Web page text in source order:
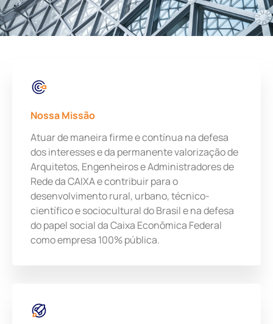
Nossa Missão
Atuar de maneira firme e contínua na defesa
dos interesses e da permanente valorização de
Arquitetos, Engenheiros e Administradores de
Rede da CAIXA e contribuir para o
desenvolvimento rural, urbano, técnico-
científico e sociocultural do Brasil e na defesa
do papel social da Caixa Econômica Federal
como empresa 100% pública.